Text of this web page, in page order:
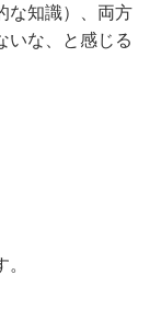
な知識）、両方
いな、と感じる